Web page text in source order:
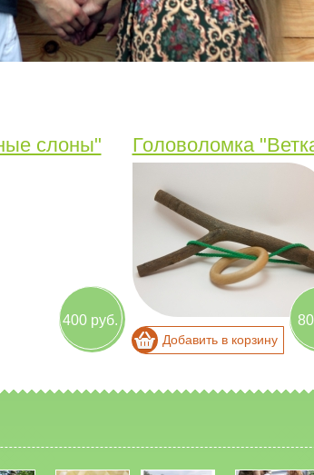
слоны"
400 руб.
Головоломка
Добавить в корзину